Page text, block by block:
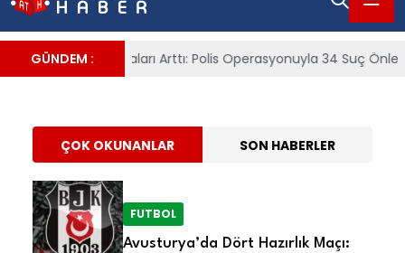
GÜNDEM :
Operasyonuyla 34 Suç Önlendi ÖBB’de Bilet Skandalı:
ÇOK OKUNANLAR SON HABERLER
FUTBOL
Avusturya’da Dört Hazırlık Maçı: